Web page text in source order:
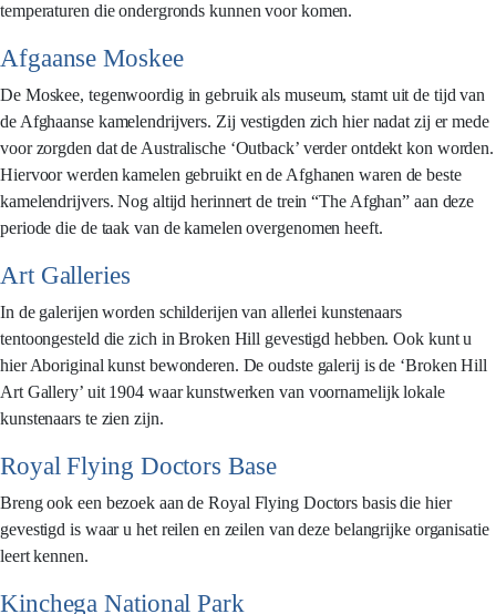
temperaturen die ondergronds kunnen voor komen.
Afgaanse Moskee
De Moskee, tegenwoordig in gebruik als museum, stamt uit de tijd van
de Afghaanse kamelendrijvers. Zij vestigden zich hier nadat zij er mede
voor zorgden dat de Australische ‘Outback’ verder ontdekt kon worden.
Hiervoor werden kamelen gebruikt en de Afghanen waren de beste
kamelendrijvers. Nog altijd herinnert de trein “The Afghan” aan deze
periode die de taak van de kamelen overgenomen heeft.
Art Galleries
In de galerijen worden schilderijen van allerlei kunstenaars
tentoongesteld die zich in Broken Hill gevestigd hebben. Ook kunt u
hier Aboriginal kunst bewonderen. De oudste galerij is de ‘Broken Hill
Art Gallery’ uit 1904 waar kunstwerken van voornamelijk lokale
kunstenaars te zien zijn.
Royal Flying Doctors Base
Breng ook een bezoek aan de Royal Flying Doctors basis die hier
gevestigd is waar u het reilen en zeilen van deze belangrijke organisatie
leert kennen.
Kinchega National Park